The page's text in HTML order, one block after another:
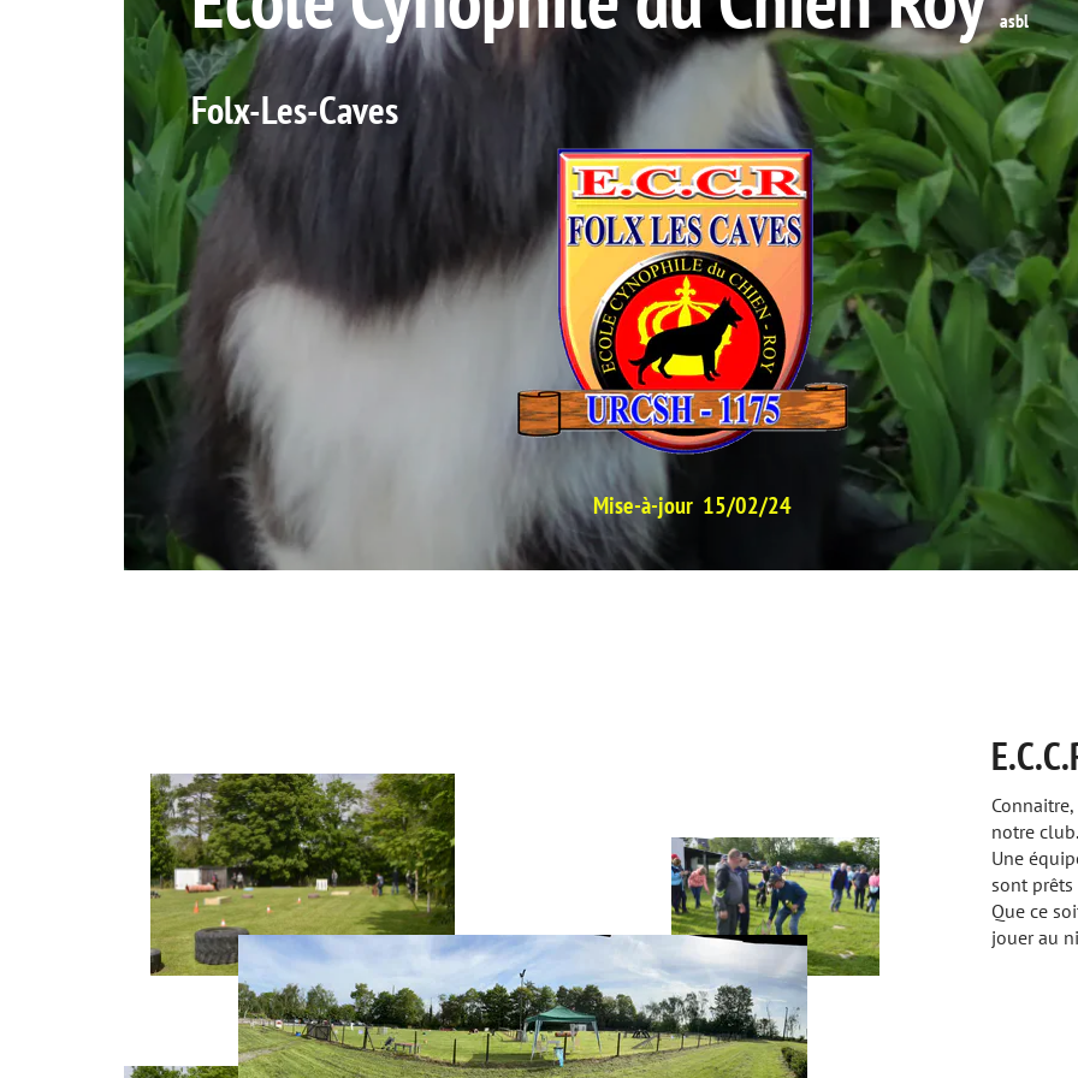
asbl
Folx-Les-Caves
Mise-à-jour 15/02/24
E.C.C.R. en
Connaitre, comprendre,
notre club.
Une équipe
sont prêts pour relever
Que ce soit pour
jouer au niveau national,